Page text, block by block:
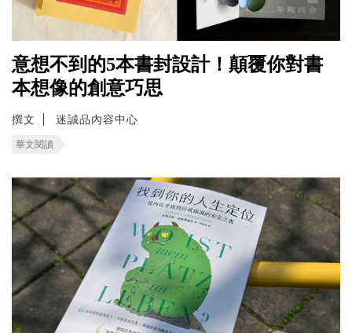
意想不到的5本書封設計！顛覆你對書
本想像的創意巧思
撰文 迷誠品內容中心
華文閱讀